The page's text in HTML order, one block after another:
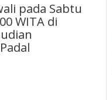
pada Sabtu
WITA di